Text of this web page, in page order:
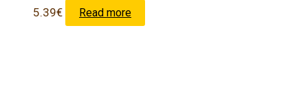
5.39€ Read more